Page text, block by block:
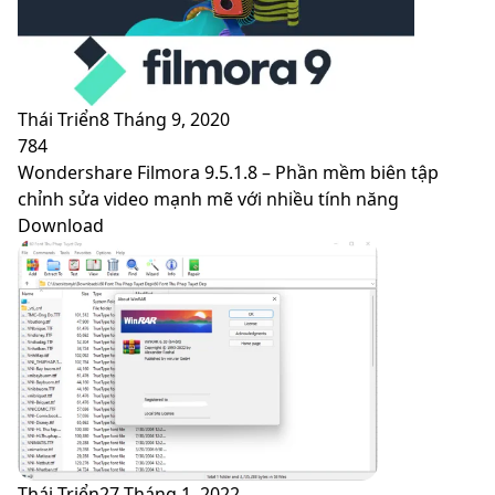
Thái Triển8 Tháng 9, 2020
784
Wondershare Filmora 9.5.1.8 – Phần mềm biên tập
chỉnh sửa video mạnh mẽ với nhiều tính năng
Download